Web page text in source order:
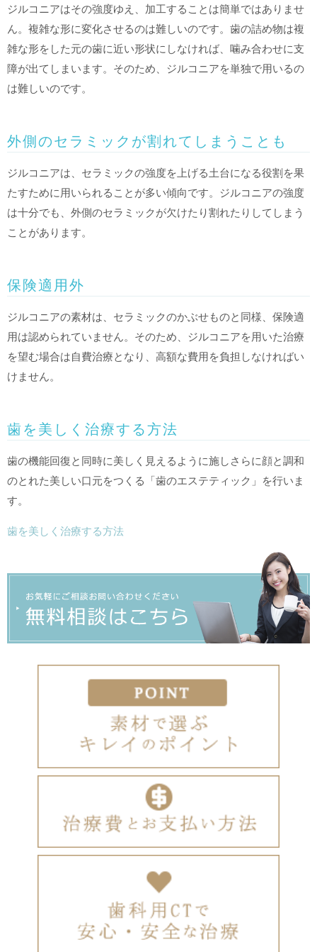
ジルコニアはその強度ゆえ、加工することは簡単ではありませ
ん。複雑な形に変化させるのは難しいのです。歯の詰め物は複
雑な形をした元の歯に近い形状にしなければ、噛み合わせに支
障が出てしまいます。そのため、ジルコニアを単独で用いるの
は難しいのです。
外側のセラミックが割れてしまうことも
ジルコニアは、セラミックの強度を上げる土台になる役割を果
たすために用いられることが多い傾向です。ジルコニアの強度
は十分でも、外側のセラミックが欠けたり割れたりしてしまう
ことがあります。
保険適用外
ジルコニアの素材は、セラミックのかぶせものと同様、保険適
用は認められていません。そのため、ジルコニアを用いた治療
を望む場合は自費治療となり、高額な費用を負担しなければい
けません。
歯を美しく治療する方法
歯の機能回復と同時に美しく見えるように施しさらに顔と調和
のとれた美しい口元をつくる「歯のエステティック」を行いま
す。
歯を美しく治療する方法